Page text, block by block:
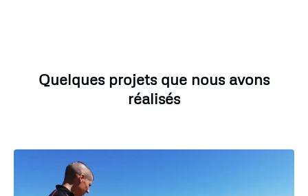
Quelques projets que nous avons
réalisés